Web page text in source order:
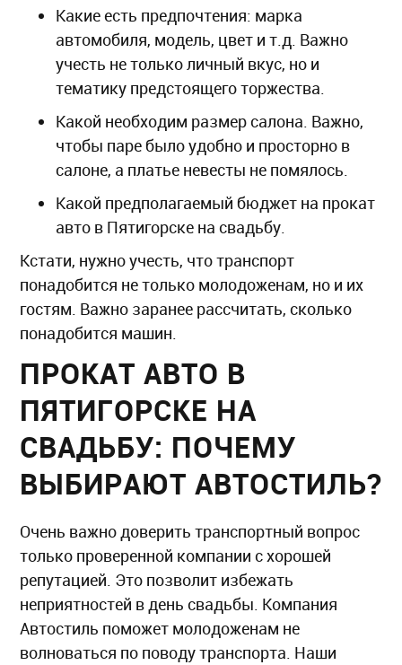
Какие есть предпочтения: марка
автомобиля, модель, цвет и т.д. Важно
учесть не только личный вкус, но и
тематику предстоящего торжества.
Какой необходим размер салона. Важно,
чтобы паре было удобно и просторно в
салоне, а платье невесты не помялось.
Какой предполагаемый бюджет на прокат
авто в Пятигорске на свадьбу.
Кстати, нужно учесть, что транспорт
понадобится не только молодоженам, но и их
гостям. Важно заранее рассчитать, сколько
понадобится машин.
ПРОКАТ АВТО В
ПЯТИГОРСКЕ НА
СВАДЬБУ: ПОЧЕМУ
ВЫБИРАЮТ АВТОСТИЛЬ?
Очень важно доверить транспортный вопрос
только проверенной компании с хорошей
репутацией. Это позволит избежать
неприятностей в день свадьбы. Компания
Автостиль поможет молодоженам не
волноваться по поводу транспорта. Наши